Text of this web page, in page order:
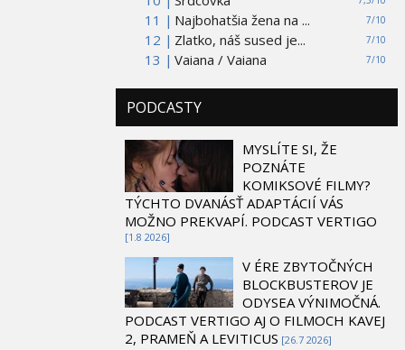
11 |
7/10
Najbohatšia žena na ...
12 |
7/10
Zlatko, náš sused je...
13 |
7/10
Vaiana / Vaiana
PODCASTY
MYSLÍTE SI, ŽE
POZNÁTE
KOMIKSOVÉ FILMY?
TÝCHTO DVANÁSŤ ADAPTÁCIÍ VÁS
MOŽNO PREKVAPÍ. PODCAST VERTIGO
[1.8 2026]
V ÉRE ZBYTOČNÝCH
BLOCKBUSTEROV JE
ODYSEA VÝNIMOČNÁ.
PODCAST VERTIGO AJ O FILMOCH KAVEJ
2, PRAMEŇ A LEVITICUS [26.7 2026]